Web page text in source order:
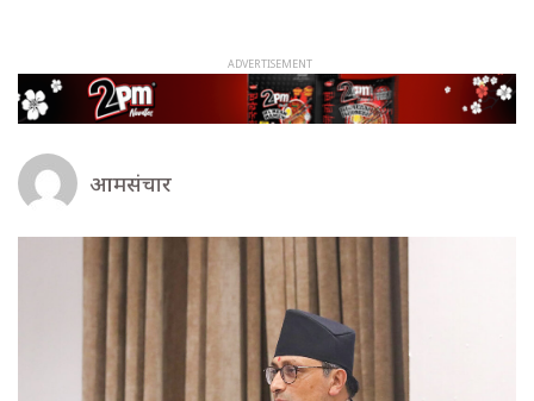
आमसंचार